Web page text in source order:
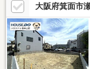
大阪府箕面市